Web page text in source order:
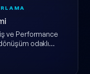
ve Performance
odaklı